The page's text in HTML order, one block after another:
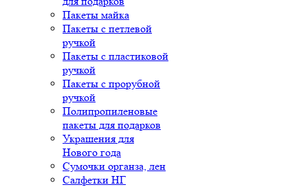
Пакеты майка
Пакеты с петлевой
ручкой
Пакеты с пластиковой
ручкой
Пакеты с прорубной
ручкой
Полипропиленовые
пакеты для подарков
Украшения для
Нового года
Сумочки органза, лен
Салфетки НГ